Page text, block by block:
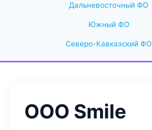
Дальневосточный ФО
Южный ФО
Северо-Кавказский ФО
ООО Smile